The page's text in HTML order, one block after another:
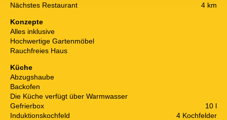
Nächstes Restaurant
4 km
Konzepte
Alles inklusive
Hochwertige Gartenmöbel
Rauchfreies Haus
Küche
Abzugshaube
Backofen
Die Küche verfügt über Warmwasser
Gefrierbox
10 l
Induktionskochfeld
4 Kochfelder